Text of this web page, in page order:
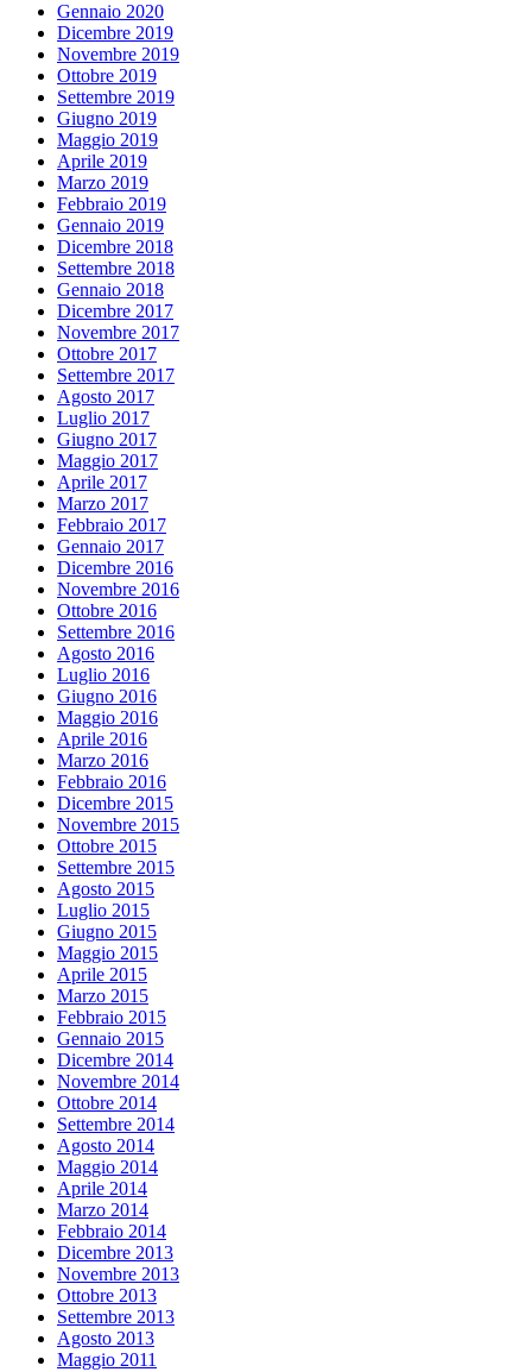
Gennaio 2020
Dicembre 2019
Novembre 2019
Ottobre 2019
Settembre 2019
Giugno 2019
Maggio 2019
Aprile 2019
Marzo 2019
Febbraio 2019
Gennaio 2019
Dicembre 2018
Settembre 2018
Gennaio 2018
Dicembre 2017
Novembre 2017
Ottobre 2017
Settembre 2017
Agosto 2017
Luglio 2017
Giugno 2017
Maggio 2017
Aprile 2017
Marzo 2017
Febbraio 2017
Gennaio 2017
Dicembre 2016
Novembre 2016
Ottobre 2016
Settembre 2016
Agosto 2016
Luglio 2016
Giugno 2016
Maggio 2016
Aprile 2016
Marzo 2016
Febbraio 2016
Dicembre 2015
Novembre 2015
Ottobre 2015
Settembre 2015
Agosto 2015
Luglio 2015
Giugno 2015
Maggio 2015
Aprile 2015
Marzo 2015
Febbraio 2015
Gennaio 2015
Dicembre 2014
Novembre 2014
Ottobre 2014
Settembre 2014
Agosto 2014
Maggio 2014
Aprile 2014
Marzo 2014
Febbraio 2014
Dicembre 2013
Novembre 2013
Ottobre 2013
Settembre 2013
Agosto 2013
Maggio 2011